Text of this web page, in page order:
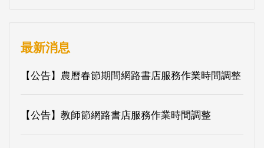
最新消息
【公告】農曆春節期間網路書店服務作業時間調整
【公告】教師節網路書店服務作業時間調整